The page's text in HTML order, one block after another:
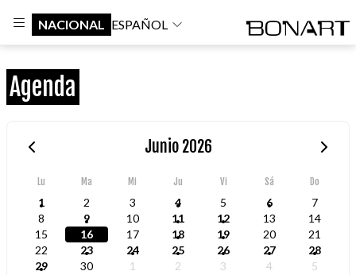
NACIONAL ESPAÑOL
Agenda
Junio 2026
Lu Ma Mi Ju Vi Sá Do
1 2 3 4 5 6
7
8
9 10 11 12 13
14
15
16 17 18 19 20
21
22
23 24 25 26 27
28
29
30 1 2 3 4 5